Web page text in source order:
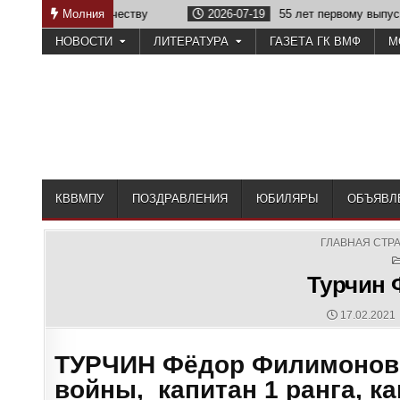
Молния
Отечеству 2026-07-19 55 лет первому выпуску
НОВОСТИ ЛИТЕРАТУРА ГАЗЕТА ГК ВМФ
КВВМПУ ПОЗДРАВЛЕНИЯ ЮБИЛЯРЫ
ГЛАВНАЯ
Турчин
PUBLISHED
DATE:
17.02.2021
ТУРЧИН Фёдор
войны, капитан 1 ранга,